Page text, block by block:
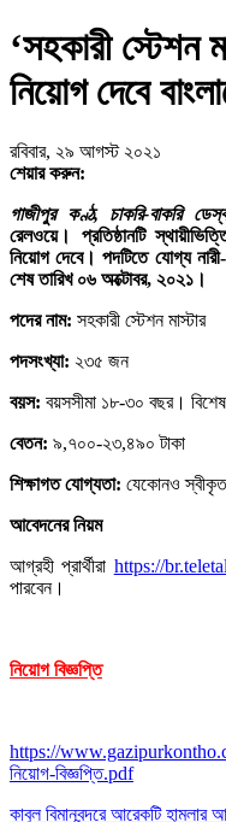
‘সহকারী স্টেশন
নিয়োগ দেবে
রবিবার, ২৯ আগস্ট ২০২১
শেয়ার করুন:
গাজীপুর কণ্ঠ, চাকরি-বাকরি
রেলওয়ে। প্রতিষ্ঠানটি
নিয়োগ দেবে। পদটিতে যোগ্য
শেষ তারিখ ০৬ অক্টোবর, ২০২১।
পদের নাম: সহকারী স্টেশন মাস্টার
পদসংখ্যা: ২৩৫ জন
বয়স: বয়সসীমা ১৮-৩০ বছর।
বেতন: ৯,৭০০-২৩,৪৯০ টাকা
শিক্ষাগত যোগ্যতা: যেকোনও স্বীকৃত
আবেদনের নিয়ম
আগ্রহী প্রার্থীরা https://
পারবেন।
নিয়োগ বিজ্ঞপ্তি
https://
নিয়োগ-বিজ্ঞপ্তি.pdf
কাবুল বিমানবন্দরে আরেকটি হামলার